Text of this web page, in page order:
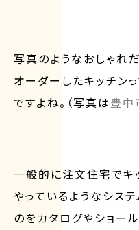
写真のようなおしゃれ
オーダーしたキッチン
ですよね。（写真は豊中
一般的に注文住宅でキ
やっているようなシス
のをカタログやショー